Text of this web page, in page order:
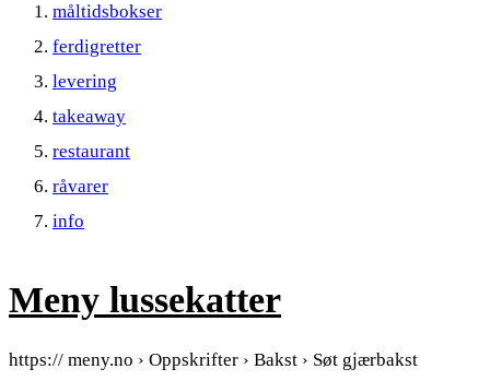
måltidsbokser
ferdigretter
levering
takeaway
restaurant
råvarer
info
Meny lussekatter
https:// meny.no › Oppskrifter › Bakst › Søt gjærbakst